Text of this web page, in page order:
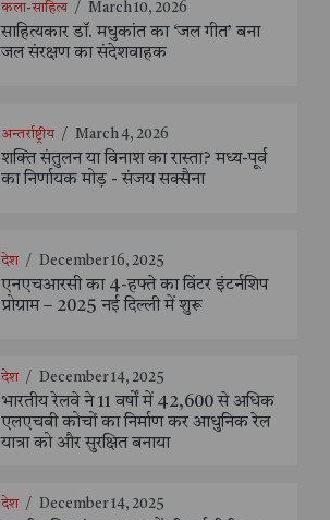
कला-साहित्य / March 10, 2026
साहित्यकार डॉ. मधुकांत का ‘जल गीत’ बना
जल संरक्षण का संदेशवाहक
अन्तर्राष्ट्रीय / March 4, 2026
शक्ति संतुलन या विनाश का रास्ता? मध्य-पूर्व
का निर्णायक मोड़ - संजय सक्सैना
देश / December 16, 2025
एनएचआरसी का 4-हफ्ते का विंटर इंटर्नशिप
प्रोग्राम – 2025 नई दिल्ली में शुरू
देश / December 14, 2025
भारतीय रेलवे ने 11 वर्षों में 42,600 से अधिक
एलएचबी कोचों का निर्माण कर आधुनिक रेल
यात्रा को और सुरक्षित बनाया
देश / December 14, 2025